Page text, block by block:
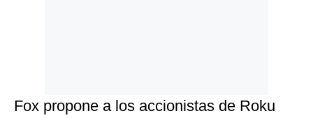
Fox propone a los accionistas de Roku